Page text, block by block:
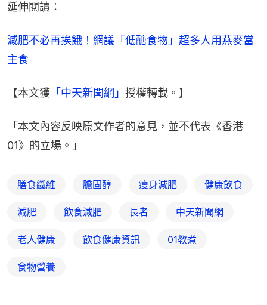
延伸閱讀：
減肥不必再挨餓！網議「低醣食物」超多人用燕麥當
主食
【本文獲 「中天新聞網」 授權轉載。】
「本文內容反映原文作者的意見，並不代表《香港
01》的立場。」
膳食纖維 膽固醇 瘦身減肥 健康飲食
減肥 飲食減肥 長者 中天新聞網
老人健康 飲食健康資訊 01教煮
食物營養